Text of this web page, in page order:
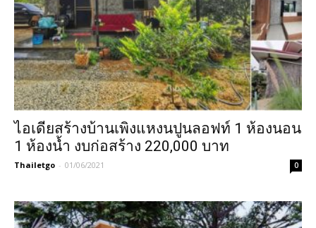
ไอเดียสร้างบ้านเพิงแหงนปูนลอฟท์ 1 ห้องนอน
1 ห้องน้ำ งบก่อสร้าง 220,000 บาท
Thailetgo - 01/06/2021 0